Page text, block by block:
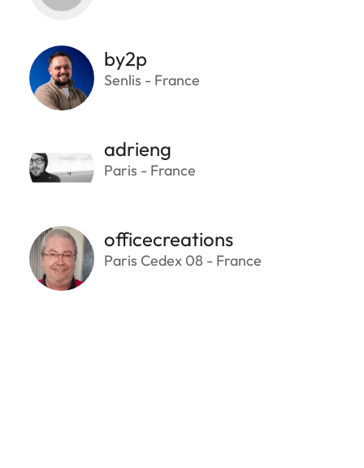
by2p
Senlis - France
adrieng
Paris - France
officecreations
Paris Cedex 08 - France